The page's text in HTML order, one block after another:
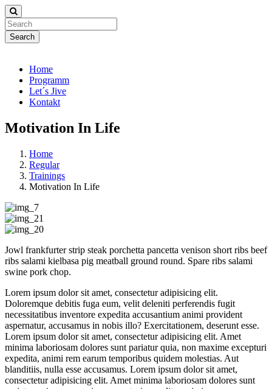
Search
Home
Programm
Let´s Jive
Kontakt
Motivation In Life
Home
Regular
Trainings
Motivation In Life
Jowl frankfurter strip steak porchetta pancetta venison short ribs beef
ribs salami kielbasa pig meatball ground round. Spare ribs salami
swine pork chop.
Lorem ipsum dolor sit amet, consectetur adipisicing elit.
Doloremque debitis fuga eum, velit deleniti perferendis fugit
necessitatibus inventore expedita accusantium animi provident
aspernatur, accusamus in nobis illo? Exercitationem, deserunt esse.
Lorem ipsum dolor sit amet, consectetur adipisicing elit. Amet
minima laboriosam dolores sunt pariatur quia, non maxime excepturi
expedita, animi rem earum temporibus quidem molestias. Aut
blanditiis, nulla esse accusamus. Lorem ipsum dolor sit amet,
consectetur adipisicing elit. Amet minima laboriosam dolores sunt